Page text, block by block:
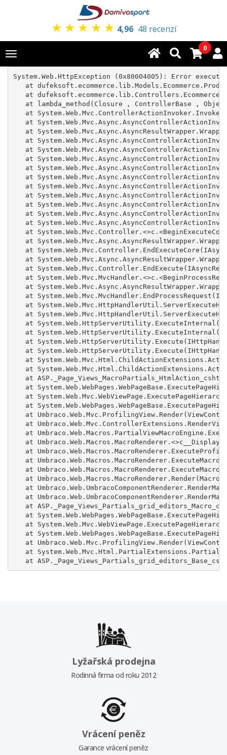
★ ★ ★ ★ ★ 4,96 48 recenzí
Toggle
navigation
0
System.Web.HttpException (0x80004005): Error
at
at
at lambda_method(Closure , ControllerBase ,
at
at
at
at
at
at
at
at
at
at
at
at
at
at
at
at
at
at
at
at
at
at
at
at
at
at
at
at
at
at
at
at
at
at
at
at
at
at
at
at
at
at
at
at
at
at
at
at
at
at
Lyžařská prodejna
Rodinná firma od roku 2012
Vrácení peněz
Garance vrácení peněz